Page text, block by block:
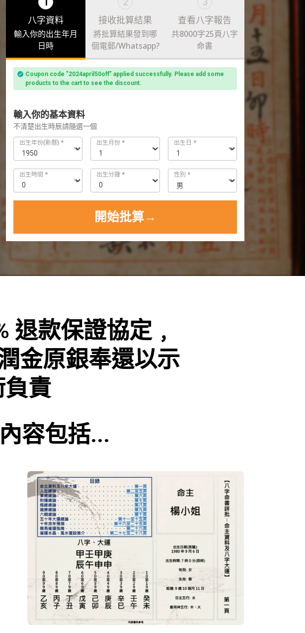
八字資料
輸入你的出生年月
日時
接收批算結果
將批算結果發到哪
個電郵/Whatsapp?
查看八字報告
共8000字25頁八字
命書
Coupon code "2024april50off" applied successfully. Please add some
products to the cart to see the discount.
輸入你的基本資料
不清楚出生時辰請隨選一個
出生年份(新曆) * 出生月份 * 出生日 *
出生時間 * 出生分鍾 * 性別 *
開始批算→
退款保證協定﹐
金原銀奉還以示
責
容包括...